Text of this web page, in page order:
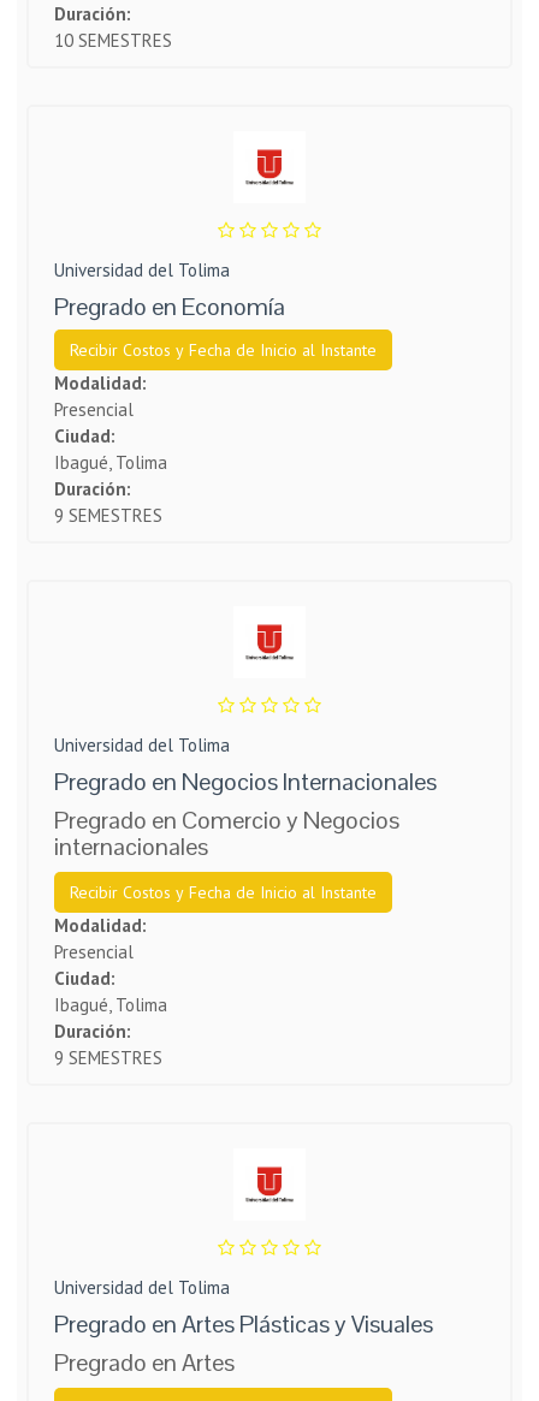
Duración:
10 SEMESTRES
Universidad del Tolima
Pregrado en Economía
Recibir Costos y Fecha de Inicio al Instante
Modalidad:
Presencial
Ciudad:
Ibagué, Tolima
Duración:
9 SEMESTRES
Universidad del Tolima
Pregrado en Negocios Internacionales
Pregrado en Comercio y Negocios
internacionales
Recibir Costos y Fecha de Inicio al Instante
Modalidad:
Presencial
Ciudad:
Ibagué, Tolima
Duración:
9 SEMESTRES
Universidad del Tolima
Pregrado en Artes Plásticas y Visuales
Pregrado en Artes